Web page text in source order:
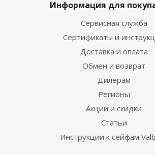
Информация для
Сервисная служба
Сертификаты и
Доставка и оплата
Обмен и возврат
Дилерам
Регионы
Акции и скидки
Статьи
Инструкции к сейфам